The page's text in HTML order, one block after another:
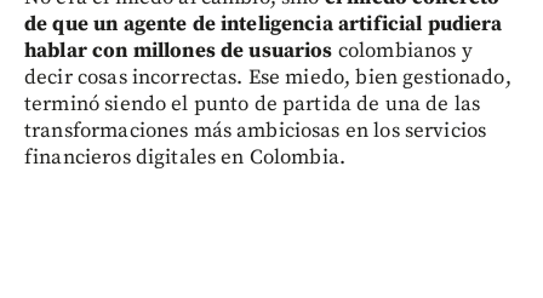
de que un agente de inteligencia artificial pudiera
hablar con millones de usuarios colombianos y
decir cosas incorrectas. Ese miedo, bien gestionado,
terminó siendo el punto de partida de una de las
transformaciones más ambiciosas en los servicios
financieros digitales en Colombia.